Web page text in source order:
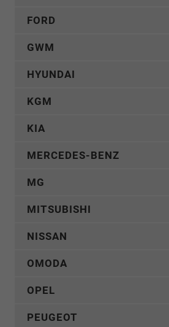
FORD
GWM
HYUNDAI
KGM
KIA
MERCEDES-BENZ
MG
MITSUBISHI
NISSAN
OMODA
OPEL
PEUGEOT